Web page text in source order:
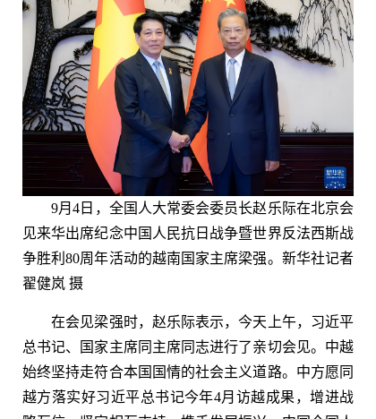
9月4日，全国人大常委会委员长赵乐际在北京会
见来华出席纪念中国人民抗日战争暨世界反法西斯战
争胜利80周年活动的越南国家主席梁强。新华社记者
翟健岚 摄
在会见梁强时，赵乐际表示，今天上午，习近平
总书记、国家主席同主席同志进行了亲切会见。中越
始终坚持走符合本国国情的社会主义道路。中方愿同
越方落实好习近平总书记今年4月访越成果，增进战